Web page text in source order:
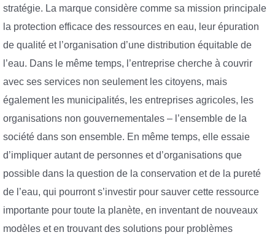
stratégie. La marque considère comme sa mission principale
la protection efficace des ressources en eau, leur épuration
de qualité et l’organisation d’une distribution équitable de
l’eau. Dans le même temps, l’entreprise cherche à couvrir
avec ses services non seulement les citoyens, mais
également les municipalités, les entreprises agricoles, les
organisations non gouvernementales – l’ensemble de la
société dans son ensemble. En même temps, elle essaie
d’impliquer autant de personnes et d’organisations que
possible dans la question de la conservation et de la pureté
de l’eau, qui pourront s’investir pour sauver cette ressource
importante pour toute la planète, en inventant de nouveaux
modèles et en trouvant des solutions pour problèmes